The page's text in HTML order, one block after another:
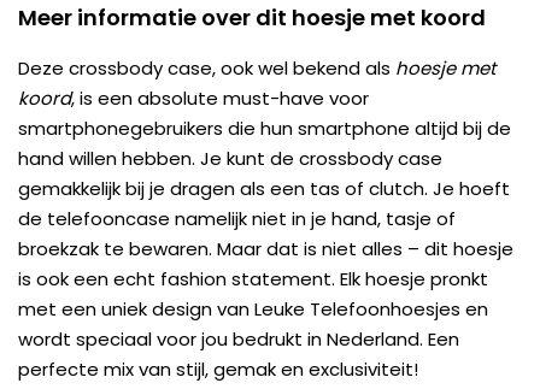
Meer informatie over dit hoesje met koord
Deze crossbody case, ook wel bekend als hoesje met
koord, is een absolute must-have voor
smartphonegebruikers die hun smartphone altijd bij de
hand willen hebben. Je kunt de crossbody case
gemakkelijk bij je dragen als een tas of clutch. Je hoeft
de telefooncase namelijk niet in je hand, tasje of
broekzak te bewaren. Maar dat is niet alles – dit hoesje
is ook een echt fashion statement. Elk hoesje pronkt
met een uniek design van Leuke Telefoonhoesjes en
wordt speciaal voor jou bedrukt in Nederland. Een
perfecte mix van stijl, gemak en exclusiviteit!